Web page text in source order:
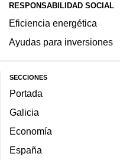
RESPONSABILIDAD SOCIAL
Eficiencia energética
Ayudas para inversiones
SECCIONES
Portada
Galicia
Economía
España